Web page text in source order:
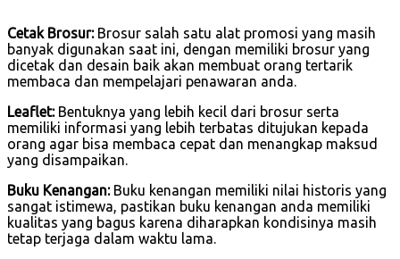
Cetak Brosur:Brosur salah satu alat promosi yang masih
banyak digunakan saat ini, dengan memiliki brosur yang
dicetak dan desain baik akan membuat orang tertarik
membaca dan mempelajari penawaran anda.
Leaflet:Bentuknya yang lebih kecil dari brosur serta
memiliki informasi yang lebih terbatas ditujukan kepada
orang agar bisa membaca cepat dan menangkap maksud
yang disampaikan.
Buku Kenangan:Buku kenangan memiliki nilai historis yang
sangat istimewa, pastikan buku kenangan anda memiliki
kualitas yang bagus karena diharapkan kondisinya masih
tetap terjaga dalam waktu lama.